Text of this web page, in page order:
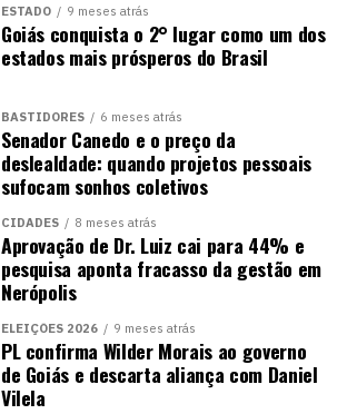
ESTADO 9 meses atrás
Goiás conquista o 2° lugar como um dos
estados mais prósperos do Brasil
BASTIDORES 6 meses atrás
Senador Canedo e o preço da
deslealdade: quando projetos pessoais
sufocam sonhos coletivos
CIDADES 8 meses atrás
Aprovação de Dr. Luiz cai para 44% e
pesquisa aponta fracasso da gestão em
Nerópolis
ELEIÇÕES 2026 9 meses atrás
PL confirma Wilder Morais ao governo
de Goiás e descarta aliança com Daniel
Vilela